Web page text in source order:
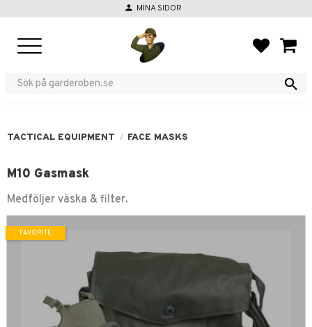
person MINA SIDOR
TACTICAL EQUIPMENT FACE MASKS
M10 Gasmask
Medföljer väska & filter.
FAVORITE